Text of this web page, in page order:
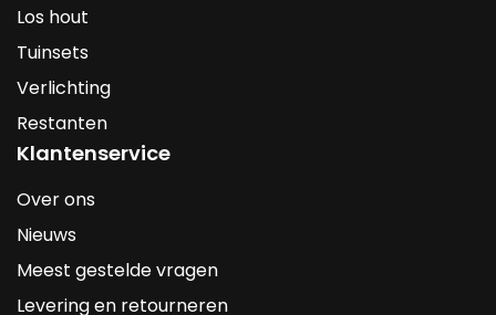
Los hout
Tuinsets
Verlichting
Restanten
Klantenservice
Over ons
Nieuws
Meest gestelde vragen
Levering en retourneren